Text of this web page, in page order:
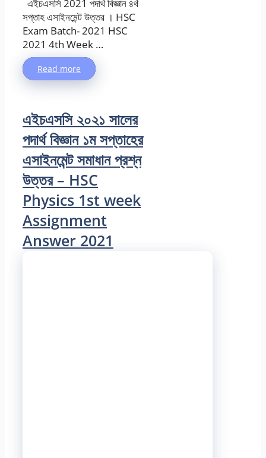
এইচএসসি 2021 পদার্থ বিজ্ঞান ৪র্থ
সপ্তাহ এসাইনমেন্ট উত্তর । HSC
Exam Batch- 2021 HSC
2021 4th Week …
Read more
এইচএসসি ২০২১ সালের
পদার্থ বিজ্ঞান ১ম সপ্তাহের
এসাইনমেন্ট সমাধান প্রশ্ন
উত্তর – HSC
Physics 1st week
Assignment
Answer 2021